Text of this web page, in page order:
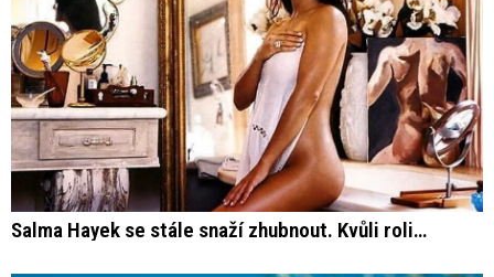
Salma Hayek se stále snaží zhubnout. Kvůli roli…